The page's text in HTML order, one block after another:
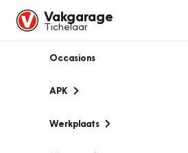
Vakgarage
Tichelaar
Occasions
APK
Werkplaats